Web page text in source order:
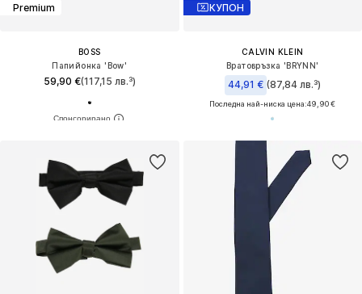
Premium
BOSS
Папийонка 'Bow'
59,90 €(117,15 лв.³)
КУПОН
CALVIN KLEIN
Вратовръзка 'BRYNN'
44,91 € (87,84 лв.³)
Последна най-ниска цена:49,90 €